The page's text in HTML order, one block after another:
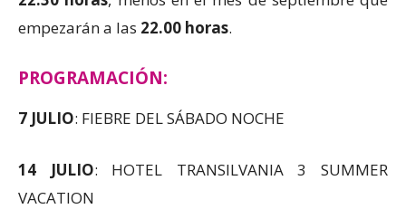
empezarán a las 22.00 horas.
PROGRAMACIÓN:
7 JULIO: FIEBRE DEL SÁBADO NOCHE
14 JULIO: HOTEL TRANSILVANIA 3 SUMMER
VACATION